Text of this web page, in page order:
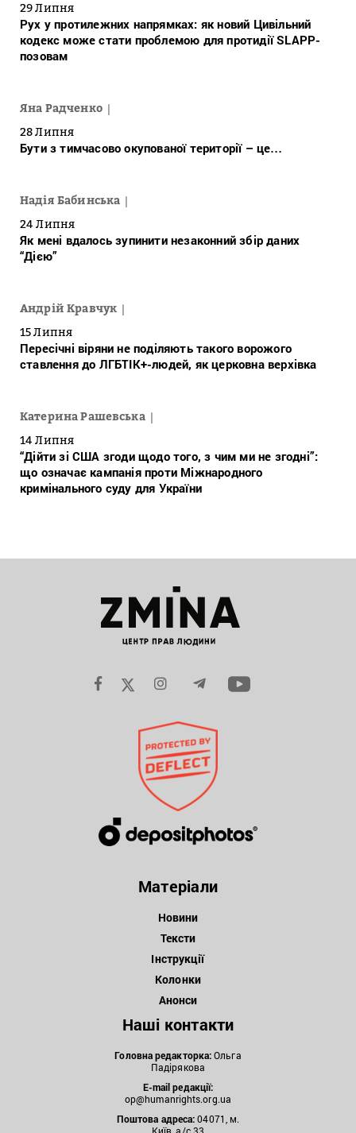
29 Липня
Рух у протилежних напрямках: як новий Цивільний
кодекс може стати проблемою для протидії SLAPP-
позовам
Яна Радченко
28 Липня
Бути з тимчасово окупованої території – це…
Надія Бабинська
24 Липня
Як мені вдалось зупинити незаконний збір даних
“Дією”
Андрій Кравчук
15 Липня
Пересічні віряни не поділяють такого ворожого
ставлення до ЛГБТІК+-людей, як церковна верхівка
Катерина Рашевська
14 Липня
“Дійти зі США згоди щодо того, з чим ми не згодні”:
що означає кампанія проти Міжнародного
кримінального суду для України
Матеріали
Новини
Тексти
Інструкції
Колонки
Анонси
Наші контакти
Головна редакторка:Ольга
Падірякова
E-mail редакції:
op@humanrights.org.ua
Поштова адреса:04071, м.